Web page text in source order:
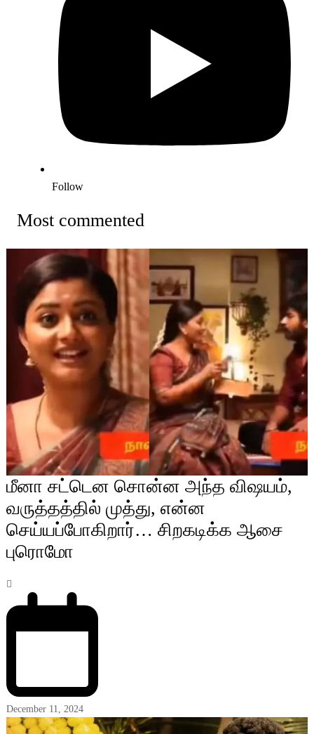
Follow
Most commented
மீனா சட்டென சொன்ன அந்த விஷயம்,
வருத்தத்தில் முத்து, என்ன
செய்யப்போகிறார்… சிறகடிக்க ஆசை
புரொமோ
December 11, 2024